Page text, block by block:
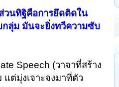
วนทิฐิคือการยึดติดใน
ลุ่ม มันจะยิ่งทวีความซับ
Speech (วาจาที่สร้าง
ต่มุ่งเจาะจงมาที่ตัว